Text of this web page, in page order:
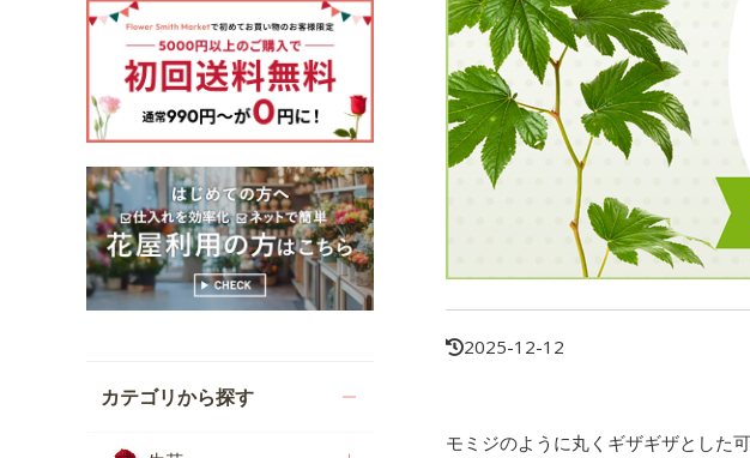
カテゴリから探す
2025-12-12
モミジのように丸くギザギザとした